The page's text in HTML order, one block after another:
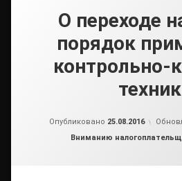
О переходе
порядок
контрольно-
Опубликовано 25.08.2016
Рубрики:
Вниманию